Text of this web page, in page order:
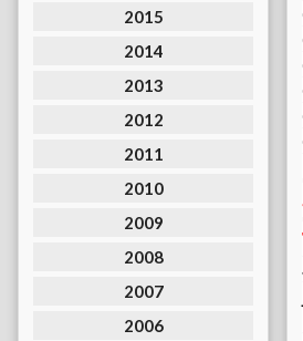
2015
2014
2013
2012
2011
2010
2009
2008
2007
2006